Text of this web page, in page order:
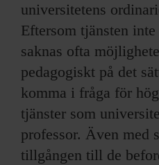
universitetens
Eftersom tjänsten
saknas ofta
pedagogiskt på det
komma i fråga för
tjänster som
professor. Även med
tillgången till de